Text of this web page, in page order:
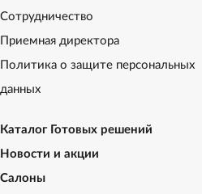
Сотрудничество
Приемная директора
Политика о защите персональных
данных
Каталог Готовых решений
Новости и акции
Салоны